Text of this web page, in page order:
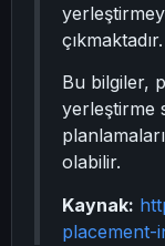
çıkmaktadır.
Bu bilgiler,
yerleştirme
olabilir.
Kaynak:
placement-